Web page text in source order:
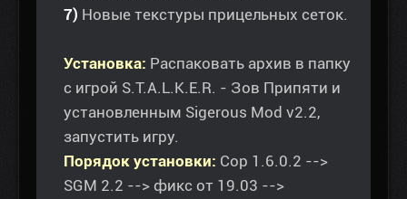
7) Новые текстуры прицельных сеток.
Установка: Распаковать архив в папку
с игрой S.T.A.L.K.E.R. - Зов Припяти и
установленным Sigerous Mod v2.2,
запустить игру.
Порядок установки: Cop 1.6.0.2 -->
SGM 2.2 --> фикс от 19.03 -->